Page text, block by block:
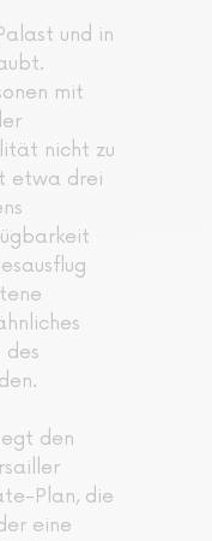
und in
mit
nicht zu
etwa drei
des
den
Plan, die
eine